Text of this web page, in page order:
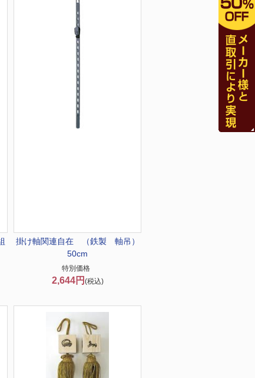
掛け軸関連自在 （鉄製 軸吊）
50cm
特別価格
2,644円 (税込)